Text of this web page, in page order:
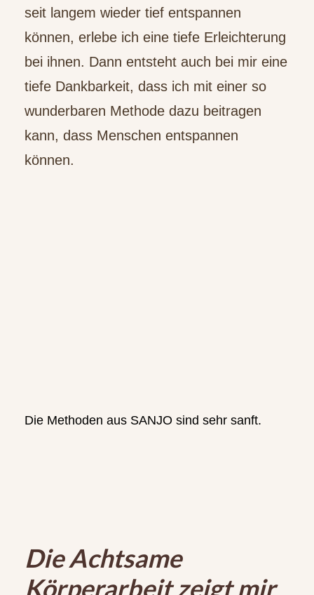
seit langem wieder tief entspannen
können, erlebe ich eine tiefe Erleichterung
bei ihnen. Dann entsteht auch bei mir eine
tiefe Dankbarkeit, dass ich mit einer so
wunderbaren Methode dazu beitragen
kann, dass Menschen entspannen
können.
Die Methoden aus SANJO sind sehr sanft.
Die Achtsame
Körperarbeit zeigt mir